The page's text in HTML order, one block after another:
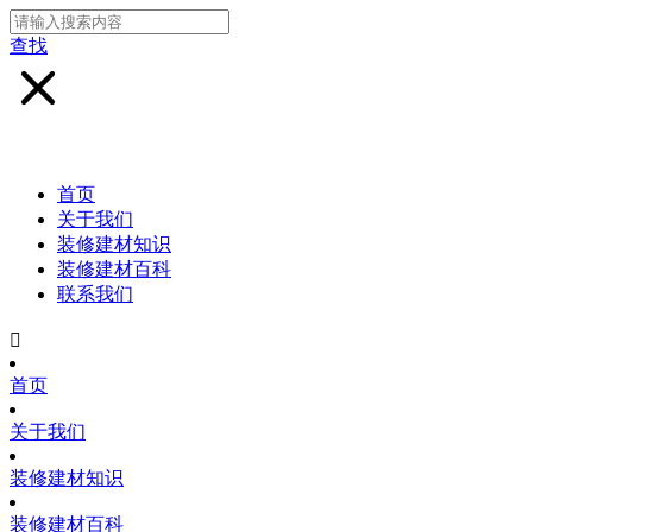
查找
首页
关于我们
装修建材知识
装修建材百科
联系我们

首页
关于我们
装修建材知识
装修建材百科